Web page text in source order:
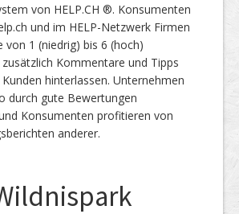
von HELP.CH ®. Konsumenten
und im HELP-Netzwerk Firmen
1 (niedrig) bis 6 (hoch)
Kommentare und Tipps
hinterlassen. Unternehmen
durch gute Bewertungen
Konsumenten profitieren von
anderer.